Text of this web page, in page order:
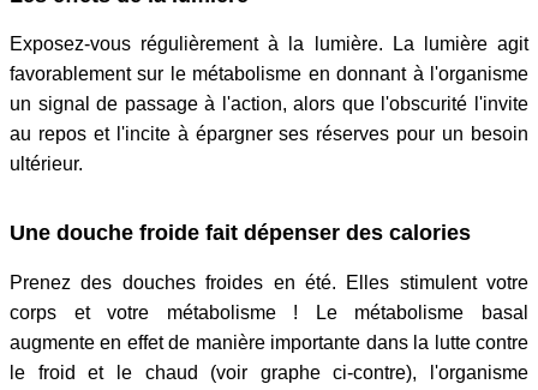
Exposez-vous régulièrement à la lumière. La lumière agit
favorablement sur le métabolisme en donnant à l'organisme
un signal de passage à l'action, alors que l'obscurité l'invite
au repos et l'incite à épargner ses réserves pour un besoin
ultérieur.
Une douche froide fait dépenser des calories
Prenez des douches froides en été. Elles stimulent votre
corps et votre métabolisme ! Le métabolisme basal
augmente en effet de manière importante dans la lutte contre
le froid et le chaud (voir graphe ci-contre), l'organisme